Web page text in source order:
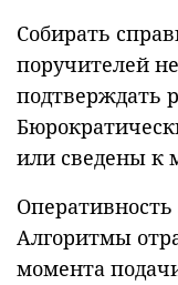
Собирать
поручителей
подтверждать
или сведены к
Алгоритмы
момента